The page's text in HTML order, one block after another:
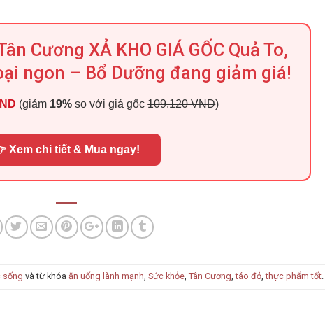
Cương XẢ KHO GIÁ GỐC Quả To,
ngon – Bổ Dưỡng đang giảm giá!
(giảm 19% so với giá gốc109.120 VND)
Xem chi tiết & Mua ngay!
sống và từ khóa ăn uống lành mạnh, Sức khỏe, Tân Cương,táo đỏ,thực phẩm tốt.